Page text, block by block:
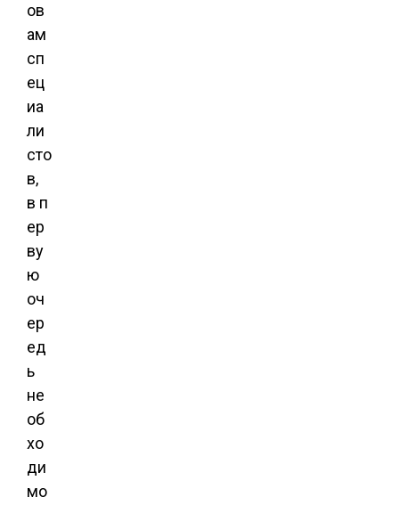
ов
ам
сп
ец
иа
ли
сто
в,
в п
ер
ву
ю
оч
ер
ед
ь
не
об
хо
ди
мо